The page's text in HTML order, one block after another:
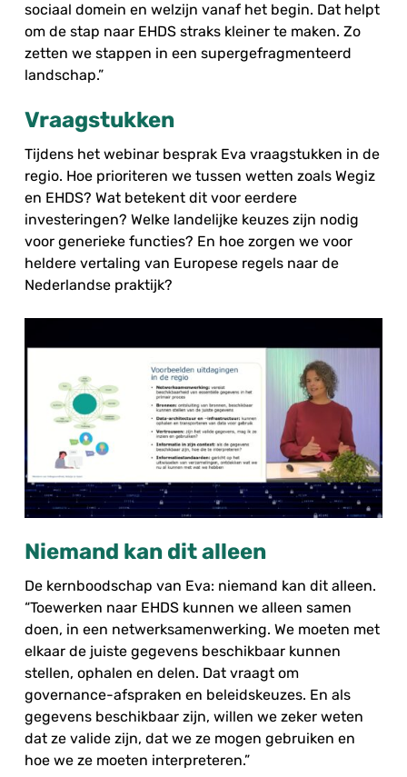
sociaal domein en welzijn vanaf het begin. Dat helpt
om de stap naar EHDS straks kleiner te maken. Zo
zetten we stappen in een supergefragmenteerd
landschap.”
Vraagstukken
Tijdens het webinar besprak Eva vraagstukken in de
regio. Hoe prioriteren we tussen wetten zoals Wegiz
en EHDS? Wat betekent dit voor eerdere
investeringen? Welke landelijke keuzes zijn nodig
voor generieke functies? En hoe zorgen we voor
heldere vertaling van Europese regels naar de
Nederlandse praktijk?
Niemand kan dit alleen
De kernboodschap van Eva: niemand kan dit alleen.
“Toewerken naar EHDS kunnen we alleen samen
doen, in een netwerksamenwerking. We moeten met
elkaar de juiste gegevens beschikbaar kunnen
stellen, ophalen en delen. Dat vraagt om
governance-afspraken en beleidskeuzes. En als
gegevens beschikbaar zijn, willen we zeker weten
dat ze valide zijn, dat we ze mogen gebruiken en
hoe we ze moeten interpreteren.”